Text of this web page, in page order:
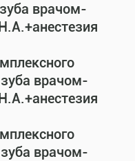
врачом-
врачом-
врачом-